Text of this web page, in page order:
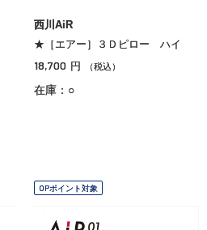
西川AiR
★［エアー］３Ｄピロー ハイ
18,700 円 （税込）
在庫：○
OPポイント対象